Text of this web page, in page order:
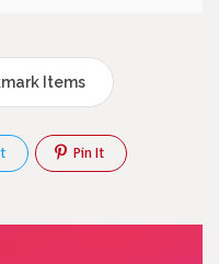
Items
Pin It